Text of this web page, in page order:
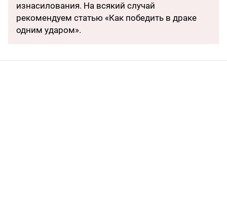
изнасилования. На всякий случай
рекомендуем статью «Как победить в драке
одним ударом».